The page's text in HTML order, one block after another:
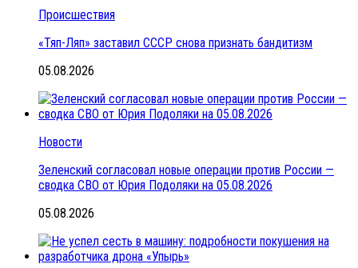
Происшествия
«Тяп-Ляп» заставил СССР снова признать бандитизм
05.08.2026
Новости
Зеленский согласовал новые операции против России —
сводка СВО от Юрия Подоляки на 05.08.2026
05.08.2026